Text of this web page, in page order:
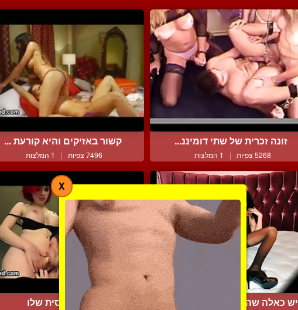
זונה זכרית של שתי דומיננ...
5268 צפיות | 1 המלצות
קשור באזיקים והיא קורעת ...
7496 צפיות | 1 המלצות
יש כאלה שהשליטה נמצאת בד... מוצץ לבוסית שלו
X